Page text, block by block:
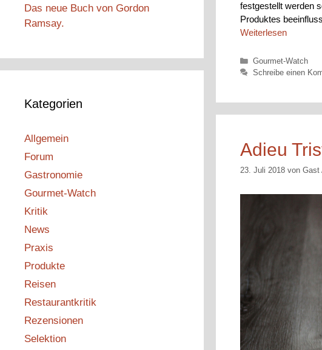
festgestellt werden
Produktes
Weiterlesen
Kategorien
Gourmet-Watch
Schreibe einen
Adieu
23. Juli 2018 von Gast
Das neue Buch von Gordon
Ramsay.
Kategorien
Allgemein
Forum
Gastronomie
Gourmet-Watch
Kritik
News
Praxis
Produkte
Reisen
Restaurantkritik
Rezensionen
Selektion